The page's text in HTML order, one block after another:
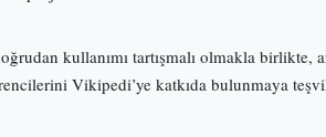
kullanımı tartışmalı olmakla birlikte,
Vikipedi’ye katkıda bulunmaya